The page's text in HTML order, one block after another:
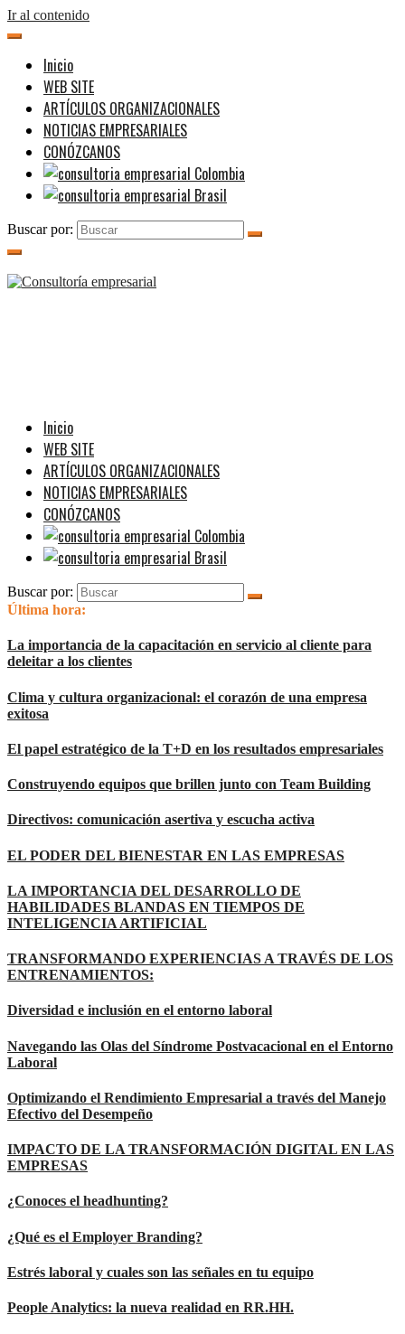
Ir al contenido
Inicio
WEB SITE
ARTÍCULOS ORGANIZACIONALES
NOTICIAS EMPRESARIALES
CONÓZCANOS
Buscar por:
Inicio
WEB SITE
ARTÍCULOS ORGANIZACIONALES
NOTICIAS EMPRESARIALES
CONÓZCANOS
Buscar por:
Última hora:
La importancia de la capacitación en servicio al cliente para
deleitar a los clientes
Clima y cultura organizacional: el corazón de una empresa
exitosa
El papel estratégico de la T+D en los resultados empresariales
Construyendo equipos que brillen junto con Team Building
Directivos: comunicación asertiva y escucha activa
EL PODER DEL BIENESTAR EN LAS EMPRESAS
LA IMPORTANCIA DEL DESARROLLO DE
HABILIDADES BLANDAS EN TIEMPOS DE
INTELIGENCIA ARTIFICIAL
TRANSFORMANDO EXPERIENCIAS A TRAVÉS DE LOS
ENTRENAMIENTOS:
Diversidad e inclusión en el entorno laboral
Navegando las Olas del Síndrome Postvacacional en el Entorno
Laboral
Optimizando el Rendimiento Empresarial a través del Manejo
Efectivo del Desempeño
IMPACTO DE LA TRANSFORMACIÓN DIGITAL EN LAS
EMPRESAS
¿Conoces el headhunting?
¿Qué es el Employer Branding?
Estrés laboral y cuales son las señales en tu equipo
People Analytics: la nueva realidad en RR.HH.